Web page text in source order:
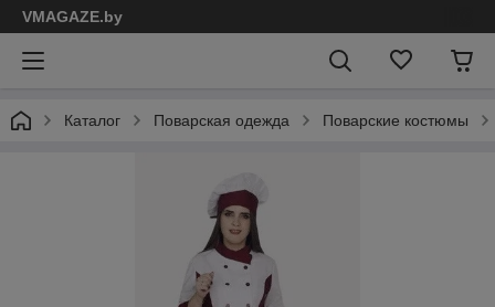
VMAGAZE.by
Каталог Поварская одежда Поварские костюмы